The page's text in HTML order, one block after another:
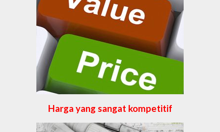
Harga yang sangat kompetitif